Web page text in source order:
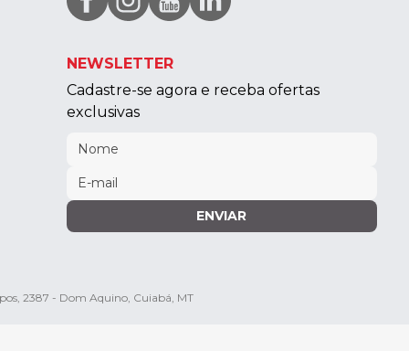
NEWSLETTER
Cadastre-se agora e receba ofertas
exclusivas
ENVIAR
2387 - Dom Aquino, Cuiabá, MT